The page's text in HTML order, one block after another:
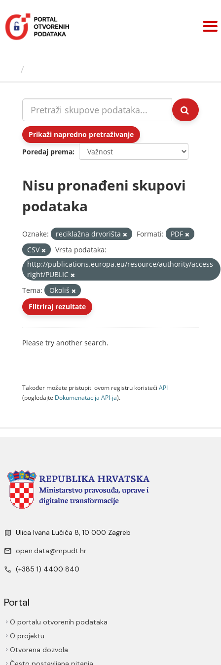
sadržaj
Prikaži napredno pretraživanje
Poredaj prema
Nisu pronađeni skupovi
podataka
Oznake: reciklažna drvorišta Formati:
PDF
CSV
Vrsta podataka:
http://publications.europa.eu/resource/authority/access-
right/PUBLIC
Tema:
Okoliš
Filtriraj rezultate
Please try another search.
Također možete pristupiti ovom registru koristeći API
(pogledajte Dokumenаtаcijа API-jа).